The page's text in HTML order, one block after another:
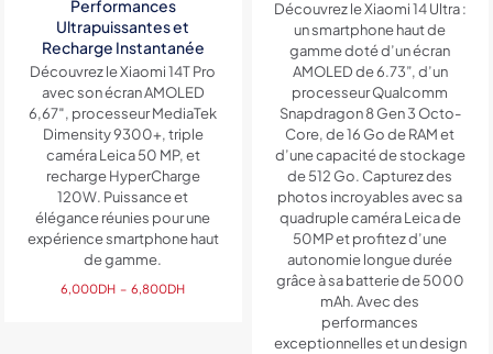
Performances
Ultrapuissantes et
Recharge Instantanée
Découvrez le Xiaomi 14T Pro
avec son écran AMOLED
6,67″, processeur MediaTek
Dimensity 9300+, triple
caméra Leica 50 MP, et
recharge HyperCharge
120W. Puissance et
élégance réunies pour une
expérience smartphone haut
de gamme.
6,000DH – 6,800DHPlage
Découvrez le Xiaomi 14 Ultra :
un smartphone haut de
gamme doté d’un écran
AMOLED de 6.73”, d’un
processeur Qualcomm
Snapdragon 8 Gen 3 Octo-
Core, de 16 Go de RAM et
d’une capacité de stockage
de 512 Go. Capturez des
photos incroyables avec sa
quadruple caméra Leica de
50MP et profitez d’une
autonomie longue durée
grâce à sa batterie de 5000
mAh. Avec des
performances
exceptionnelles et un design